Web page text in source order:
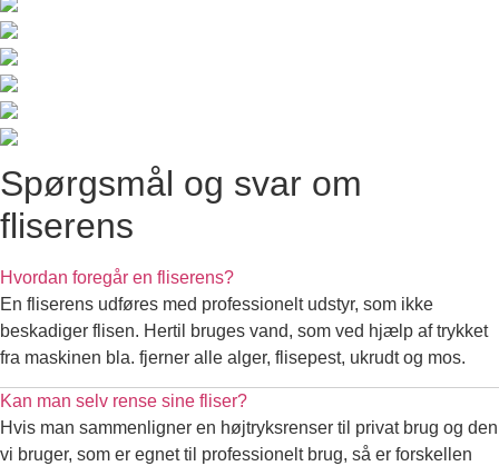
Spørgsmål og svar om
fliserens
Hvordan foregår en fliserens?
En fliserens udføres med professionelt udstyr, som ikke
beskadiger flisen. Hertil bruges vand, som ved hjælp af trykket
fra maskinen bla. fjerner alle alger, flisepest, ukrudt og mos.
Kan man selv rense sine fliser?
Hvis man sammenligner en højtryksrenser til privat brug og den
vi bruger, som er egnet til professionelt brug, så er forskellen